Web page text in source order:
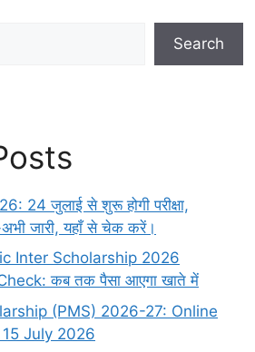
Search
24 जुलाई से शुरू होगी परीक्षा,
जारी, यहाँ से चेक करें।
Inter Scholarship 2026
कब तक पैसा आएगा खाते में
(PMS) 2026-27: Online
July 2026